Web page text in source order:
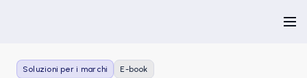
Soluzioni per i marchi E-book